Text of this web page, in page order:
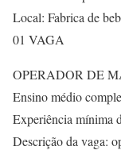
Local: Fabrica de
01 VAGA
OPERADOR DE
Ensino médio
Experiência mínima
Descrição da vaga: